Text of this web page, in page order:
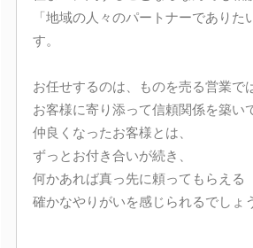
「地域の人々のパートナーでありた
す。
お任せするのは、ものを売る営業で
お客様に寄り添って信頼関係を築い
仲良くなったお客様とは、
ずっとお付き合いが続き、
何かあれば真っ先に頼ってもらえる
確かなやりがいを感じられるでしょ